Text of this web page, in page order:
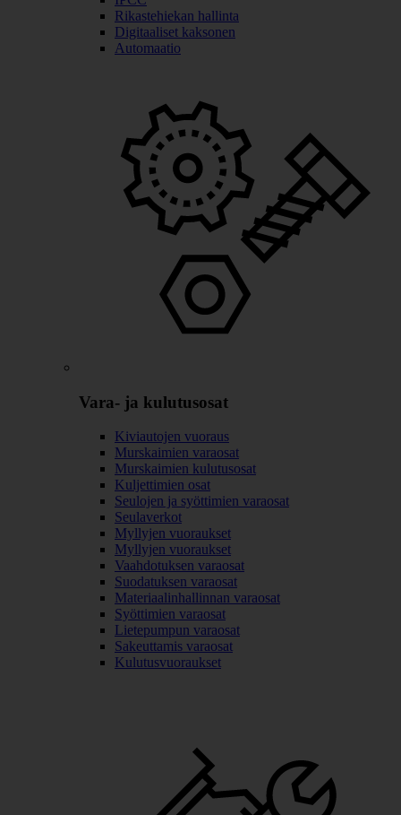
Rikastehiekan hallinta
Digitaaliset kaksonen
Automaatio
Vara- ja kulutusosat
Kiviautojen vuoraus
Murskaimien varaosat
Murskaimien kulutusosat
Kuljettimien osat
Seulojen ja syöttimien varaosat
Seulaverkot
Myllyjen vuoraukset
Myllyjen vuoraukset
Vaahdotuksen varaosat
Suodatuksen varaosat
Materiaalinhallinnan varaosat
Syöttimien varaosat
Lietepumpun varaosat
Sakeuttamis varaosat
Kulutusvuoraukset